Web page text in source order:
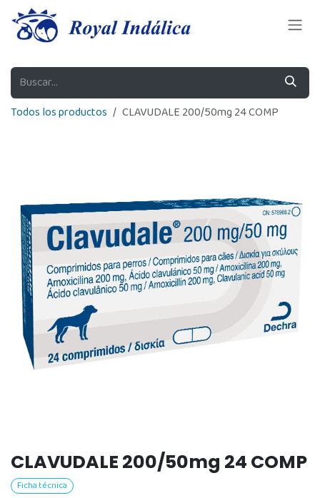
Ir al contenido
Todos los productos CLAVUDALE 200/50mg 24 COMP
CLAVUDALE 200/50mg 24 COMP
Ficha técnica